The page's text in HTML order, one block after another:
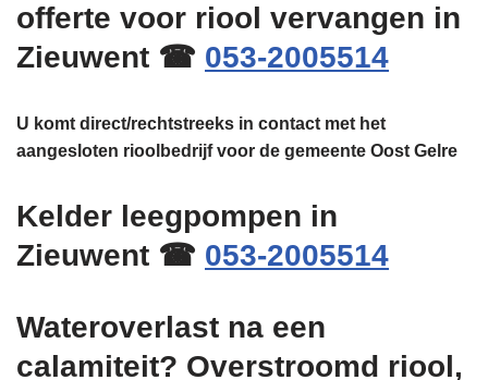
offerte voor riool vervangen in
Zieuwent ☎ 053-2005514
U komt direct/rechtstreeks in contact met het
aangesloten rioolbedrijf voor de gemeente Oost Gelre
Kelder leegpompen in
Zieuwent ☎ 053-2005514
Wateroverlast na een
calamiteit? Overstroomd riool,